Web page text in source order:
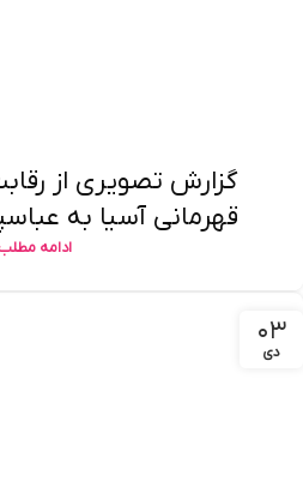
گزارش تصویری از
قهرمانی آسیا به
ادامه
۰۳
دی